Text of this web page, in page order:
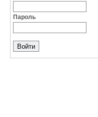
Пароль